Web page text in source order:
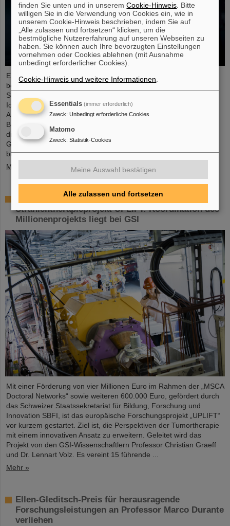
Ende August 2024 starteten zwölf junge Menschen in ihre
berufliche Zukunft am GSI Helmholtzzentrum für
Schwerionenforschung und bei FAIR (Facility for Antiproton and
Ion Research). Sie verteilen sich auf sechs verschiedene
Ausbildungsberufe in den technischen und kaufmännischen
Bereichen. Im Rahmen einer Einführungsveranstaltung erhielten
die Auszubildenden wertvolle organisatorische Informationen und
Gelegenheit zum gegenseitigen Kennenlernen. GSI und FAIR
bieten den Auszubildenden ein…
Mehr »
Europäische Nachwuchsförderung für
Strahlentherapieprojekt UPLIFT: Koordination des
Millionenprojekts liegt bei GSI
Mit einer Förderung von vier Millionen Euro im Rahmen der „MSCA
Doctoral Networks“ sowie weiteren 600.000 Euro, gefördert durch
das Schweizer Staatssekretariat für Bildung, Forschung und
Innovation SBFI, ist das europäische Forschungsprojekt „UPLIFT“
vor kurzem gestartet. Ziel ist, die Perspektiven der Tumortherapie
mit einem innovativen Ansatz zu erweitern. Geleitet wird das
Projekt von den GSI-Wissenschaftlern Professor Christian Graeff
und Dr. Lennart Volz. Es vereint 15 führende ...
Mehr »
Ellen-Gleditsch-Preis für herausragende
Forschungsleistungen an Professor Marco Durante
verliehen
finden Sie unten und in unseremCookie-Hinweis . Bitte
willigen Sie in die Verwendung von Cookies ein, wie in
unserem Cookie-Hinweis beschrieben, indem Sie auf
„Alle zulassen und fortsetzen“ klicken, um die
bestmögliche Nutzererfahrung auf unseren Webseiten zu
haben. Sie können auch Ihre bevorzugten Einstellungen
vornehmen oder Cookies ablehnen (mit Ausnahme
unbedingt erforderlicher Cookies).
Cookie-Hinweis und weitere Informationen
Essentials (immer erforderlich)
Zweck: Unbedingt erforderliche Cookies
Matomo
Zweck: Statistik-Cookies
Meine Auswahl bestätigen
Alle zulassen und fortsetzen